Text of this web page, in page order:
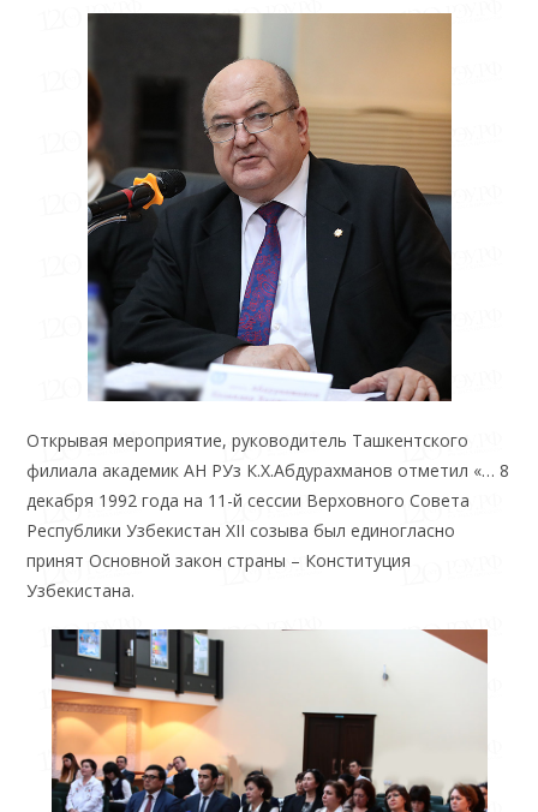
Открывая мероприятие, руководитель Ташкентского
филиала академик АН РУз К.Х.Абдурахманов отметил «… 8
декабря 1992 года на 11-й сессии Верховного Совета
Республики Узбекистан XII созыва был единогласно
принят Основной закон страны – Конституция
Узбекистана.